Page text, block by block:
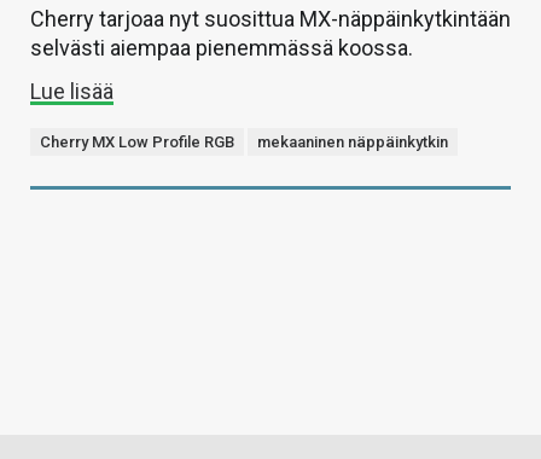
Cherry tarjoaa nyt suosittua MX-näppäinkytkintään
selvästi aiempaa pienemmässä koossa.
Lue lisää
Cherry MX Low Profile RGB mekaaninen näppäinkytkin